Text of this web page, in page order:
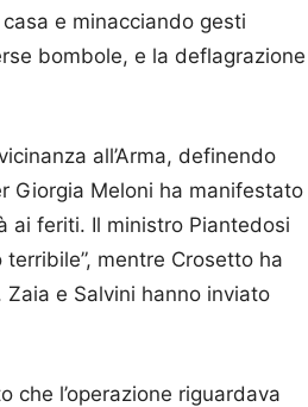
e minacciando gesti
bombole, e la deflagrazione
all’Arma, definendo
Giorgia Meloni ha manifestato
ai feriti. Il ministro Piantedosi
mentre Crosetto ha
e Salvini hanno inviato
che l’operazione riguardava